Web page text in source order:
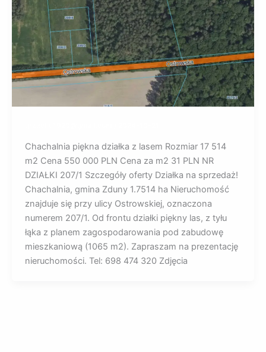
Chachalnia piękna działka z lasem Rozmiar 17 514
m2 Cena 550 000 PLN Cena za m2 31 PLN NR
DZIAŁKI 207/1 Szczegóły oferty Działka na sprzedaż!
Chachalnia, gmina Zduny 1.7514 ha Nieruchomość
znajduje się przy ulicy Ostrowskiej, oznaczona
numerem 207/1. Od frontu działki piękny las, z tyłu
łąka z planem zagospodarowania pod zabudowę
mieszkaniową (1065 m2). Zapraszam na prezentację
nieruchomości. Tel: 698 474 320 Zdjęcia